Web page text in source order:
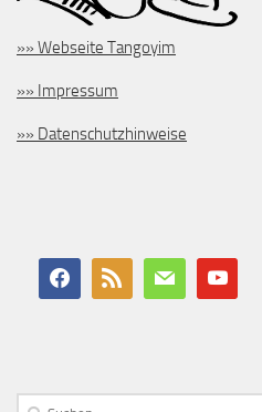
»» Webseite Tangoyim
»» Impressum
»» Datenschutzhinweise
Suchen